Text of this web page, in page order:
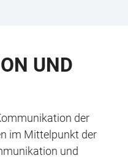
UND
der
im Mittelpunkt der
und